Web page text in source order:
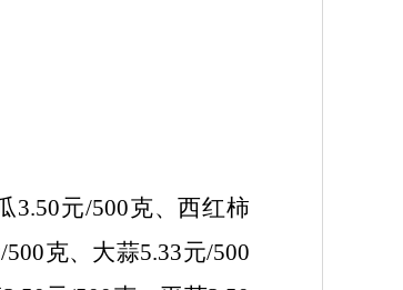
3.50元/500克、西红柿
500克、大蒜5.33元/500